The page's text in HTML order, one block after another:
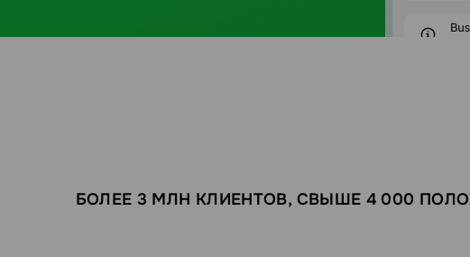
БОЛЕЕ 3 МЛН КЛИЕНТОВ, СВЫШЕ 4 000